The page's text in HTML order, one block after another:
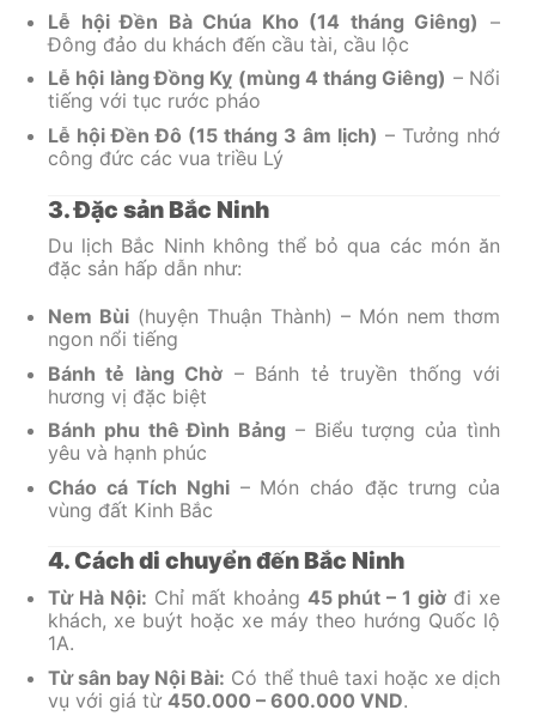
Lễ hội Đền Bà Chúa Kho (14 tháng Giêng) –
Đông đảo du khách đến cầu tài, cầu lộc
Lễ hội làng Đồng Kỵ (mùng 4 tháng Giêng) – Nổi
tiếng với tục rước pháo
Lễ hội Đền Đô (15 tháng 3 âm lịch) – Tưởng nhớ
công đức các vua triều Lý
3. Đặc sản Bắc Ninh
Du lịch Bắc Ninh không thể bỏ qua các món ăn
đặc sản hấp dẫn như:
Nem Bùi (huyện Thuận Thành) – Món nem thơm
ngon nổi tiếng
Bánh tẻ làng Chờ – Bánh tẻ truyền thống với
hương vị đặc biệt
Bánh phu thê Đình Bảng – Biểu tượng của tình
yêu và hạnh phúc
Cháo cá Tích Nghi – Món cháo đặc trưng của
vùng đất Kinh Bắc
4. Cách di chuyển đến Bắc Ninh
Từ Hà Nội: Chỉ mất khoảng 45 phút – 1 giờ đi xe
khách, xe buýt hoặc xe máy theo hướng Quốc lộ
1A.
Từ sân bay Nội Bài: Có thể thuê taxi hoặc xe dịch
vụ với giá từ 450.000 – 600.000 VND.